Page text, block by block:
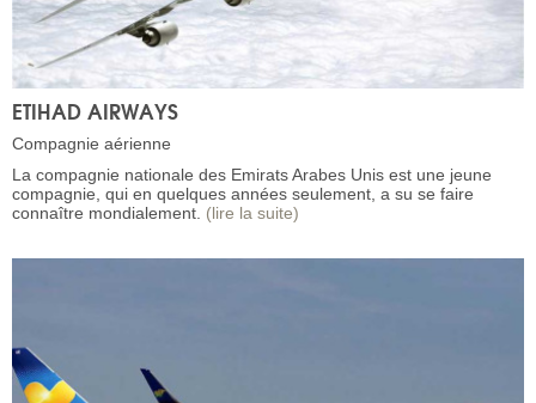
ETIHAD AIRWAYS
Compagnie aérienne
La compagnie nationale des Emirats Arabes Unis est une jeune
compagnie, qui en quelques années seulement, a su se faire
connaître mondialement. (lire la suite)